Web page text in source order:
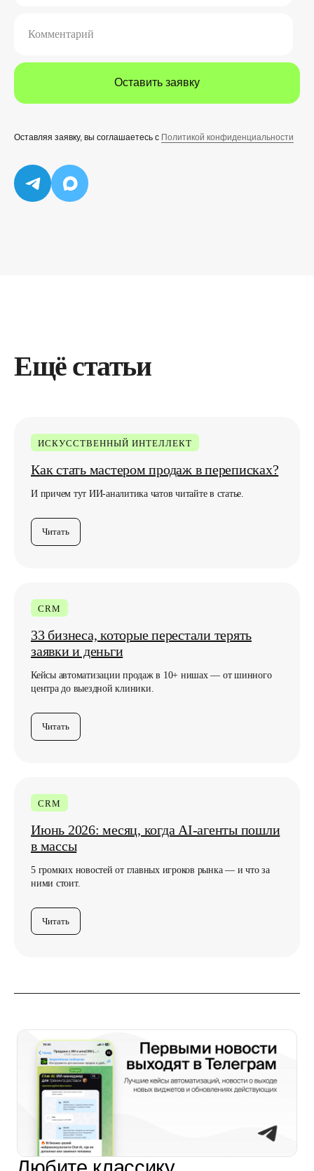
Комментарий
Оставить заявку
Оставляя заявку, вы соглашаетесь с Политикой конфиденциальности
Ещё статьи
ИСКУССТВЕННЫЙ ИНТЕЛЛЕКТ
Как стать мастером продаж в переписках?
И причем тут ИИ-аналитика чатов читайте в статье.
Читать
CRM
33 бизнеса, которые перестали терять
заявки и деньги
Кейсы автоматизации продаж в 10+ нишах — от шинного
центра до выездной клиники.
Читать
CRM
Июнь 2026: месяц, когда AI-агенты пошли
в массы
5 громких новостей от главных игроков рынка — и что за
ними стоит.
Читать
Любите классику,
подпишитесь по почте
Нажимая кнопку, вы соглашаетесь с